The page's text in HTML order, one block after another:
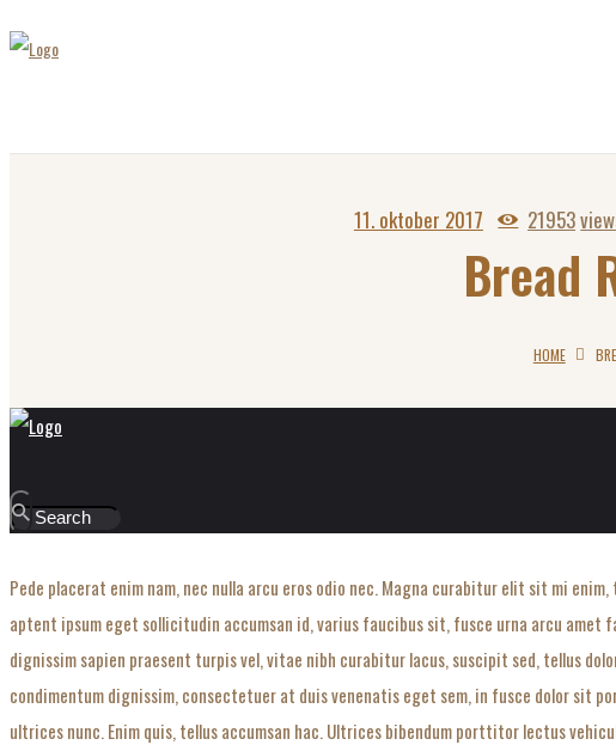
11. oktober 2017 21953
Bread
HOME
Pede placerat enim nam, nec nulla arcu eros odio nec. Magna curabitur elit sit mi
aptent ipsum eget sollicitudin accumsan id, varius faucibus sit, fusce urna arcu amet
dignissim sapien praesent turpis vel, vitae nibh curabitur lacus, suscipit sed, tellus
condimentum dignissim, consectetuer at duis venenatis eget sem, in fusce dolor sit
ultrices nunc. Enim quis, tellus accumsan hac. Ultrices bibendum porttitor lectus